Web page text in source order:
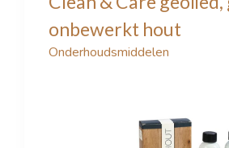
onbewerkt hout
Onderhoudsmiddelen